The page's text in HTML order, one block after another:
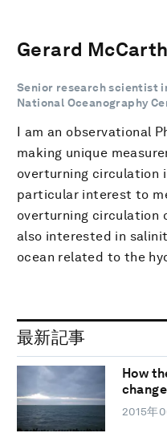
Gerard
Senior research scientist
National Oceanography
I am an observational
making unique
overturning circulation
particular interest to
overturning circulation
also interested in
ocean related to the
最新記事
How
2015年